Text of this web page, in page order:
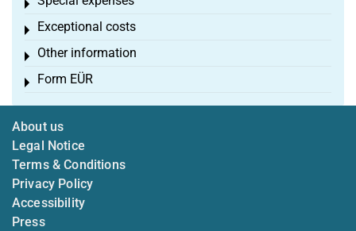
Toggle menu
Exceptional costs
Toggle menu
Other information
Toggle menu
Form EÜR
Toggle menu
About us
Legal Notice
Terms & Conditions
Privacy Policy
Accessibility
Press